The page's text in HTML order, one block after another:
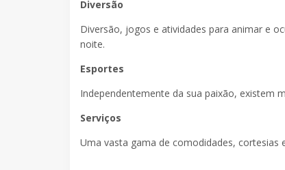
Diversão
Diversão, jogos e atividades para animar e
noite.
Esportes
Independentemente da sua paixão, existem
Serviços
Uma vasta gama de comodidades,